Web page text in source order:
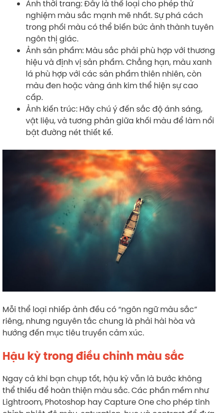
Ảnh thời trang: Đây là thể loại cho phép thử
nghiệm màu sắc mạnh mẽ nhất. Sự phá cách
trong phối màu có thể biến bức ảnh thành tuyên
ngôn thị giác.
Ảnh sản phẩm: Màu sắc phải phù hợp với thương
hiệu và định vị sản phẩm. Chẳng hạn, màu xanh
lá phù hợp với các sản phẩm thiên nhiên, còn
màu đen hoặc vàng ánh kim thể hiện sự cao
cấp.
Ảnh kiến trúc: Hãy chú ý đến sắc độ ánh sáng,
vật liệu, và tương phản giữa khối màu để làm nổi
bật đường nét thiết kế.
Mỗi thể loại nhiếp ảnh đều có “ngôn ngữ màu sắc”
riêng, nhưng nguyên tắc chung là phải hài hòa và
hướng đến mục tiêu truyền cảm xúc.
Hậu kỳ trong điều chỉnh màu sắc
Ngay cả khi bạn chụp tốt, hậu kỳ vẫn là bước không
thể thiếu để hoàn thiện màu sắc. Các phần mềm như
Lightroom, Photoshop hay Capture One cho phép tinh